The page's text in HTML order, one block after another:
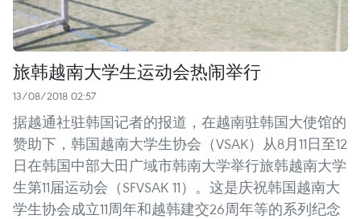
旅韩越南大学生运动会热闹举行
13/08/2018 02:57
据越通社驻韩国记者的报道，在越南驻韩国大使馆的
赞助下，韩国越南大学生协会（VSAK）从8月11日至12
日在韩国中部大田广域市韩南大学举行旅韩越南大学
生第11届运动会（SFVSAK 11）。这是庆祝韩国越南大
学生协会成立11周年和越韩建交26周年等的系列纪念